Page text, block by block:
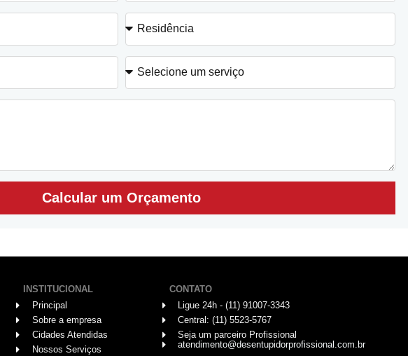
Calcular um Orçamento
INSTITUCIONAL
Principal
Sobre a empresa
Cidades Atendidas
Nossos Serviços
CONTATO
Ligue 24h - (11) 91007-3343
Central: (11) 5523-5767
Seja um parceiro Profissional
atendimento@desentupidorprofissional.com.br